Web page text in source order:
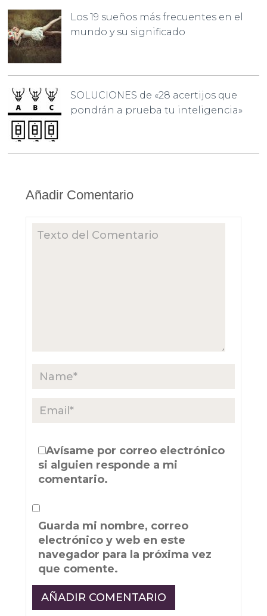
Los 19 sueños más frecuentes en el
mundo y su significado
SOLUCIONES de «28 acertijos que
pondrán a prueba tu inteligencia»
Añadir Comentario
Avísame por correo electrónico
si alguien responde a mi
comentario.
Guarda mi nombre, correo
electrónico y web en este
navegador para la próxima vez
que comente.